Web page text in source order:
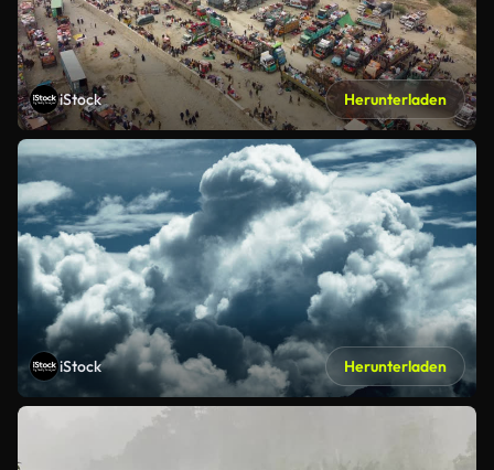
iStock Herunterladen
iStock Herunterladen